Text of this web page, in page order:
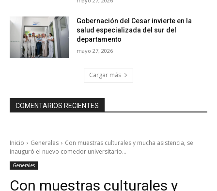
Gobernación del Cesar invierte en la
salud especializada del sur del
departamento
mayo 27, 2026
Cargar más
COMENTARIOS RECIENTES